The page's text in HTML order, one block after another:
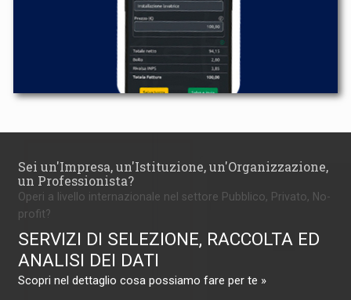
Sei un'Impresa, un'Istituzione, un'Organizzazione,
un Professionista?
Operi a livello internazionale nel settore Pubblico, Privato, No-
profit?
SERVIZI DI SELEZIONE, RACCOLTA ED
ANALISI DEI DATI
Scopri nel dettaglio cosa possiamo fare per te »